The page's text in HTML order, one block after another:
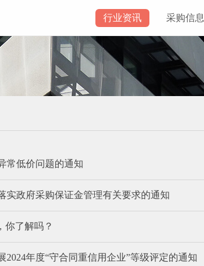
行业资讯 采购信息
常低价问题的通知
实政府采购保证金管理有关要求的通知
你了解吗？
2024年度“守合同重信用企业”等级评定的通知